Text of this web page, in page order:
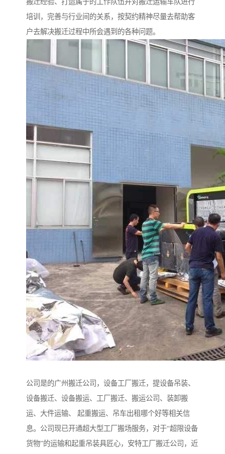
搬迁经验、打造属于的工作队伍并对搬迁运输车队进行
培训，完善与行业间的关系，按契约精神尽量去帮助客
户去解决搬迁过程中所会遇到的各种问题。
公司是的广州搬迁公司，设备工厂搬迁，提设备吊装、
设备搬迁、设备搬运、工厂搬迁、搬运公司、装卸搬
运、大件运输、 起重搬运、吊车出租哪个好等相关信
息。公司现已开通超大型工厂搬场服务，对于“超限设备
货物”的运输和起重吊装具匠心，安特工厂搬迁公司，近